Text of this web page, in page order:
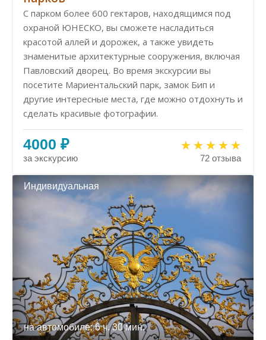
С парком более 600 гектаров, находящимся под
охраной ЮНЕСКО, вы сможете насладиться
красотой аллей и дорожек, а также увидеть
знаменитые архитектурные сооружения, включая
Павловский дворец. Во время экскурсии вы
посетите Мариентальский парк, замок Бип и
другие интересные места, где можно отдохнуть и
сделать красивые фотографии.
4000 ₽
за экскурсию 72 отзыва
Индивидуальная
на автомобиле: 6 ч. 30 мин.